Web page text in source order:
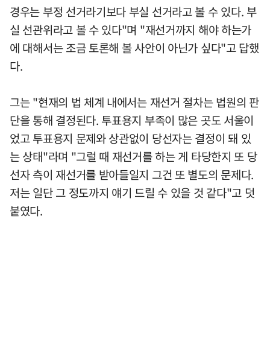
경우는 부정 선거라기보다 부실 선거라고 볼 수 있다. 부
실 선관위라고 볼 수 있다"며 "재선거까지 해야 하는가
에 대해서는 조금 토론해 볼 사안이 아닌가 싶다"고 답했
다.
그는 "현재의 법 체계 내에서는 재선거 절차는 법원의 판
단을 통해 결정된다. 투표용지 부족이 많은 곳도 서울이
었고 투표용지 문제와 상관없이 당선자는 결정이 돼 있
는 상태"라며 "그럴 때 재선거를 하는 게 타당한지 또 당
선자 측이 재선거를 받아들일지 그건 또 별도의 문제다.
저는 일단 그 정도까지 얘기 드릴 수 있을 것 같다"고 덧
붙였다.